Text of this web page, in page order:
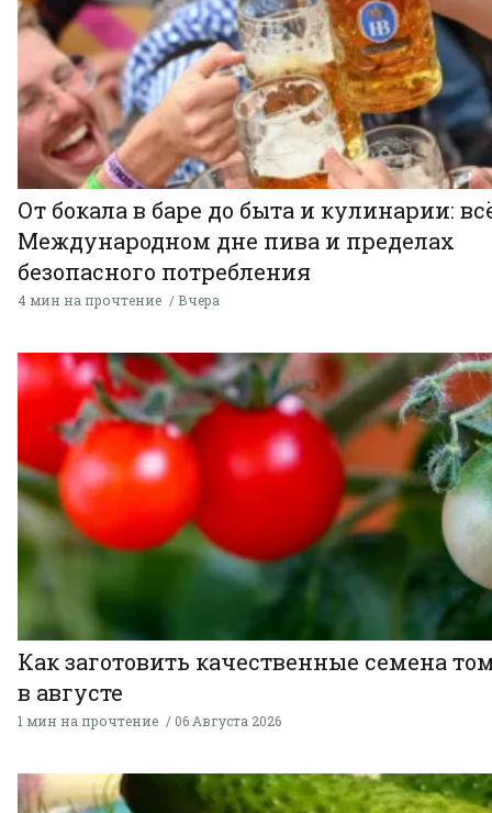
От бокала в баре до быта и кулинарии:
Международном дне пива и пределах
безопасного потребления
4 мин на прочтение Вчера
Как заготовить качественные семена
в августе
1 мин на прочтение 06 Августа 2026